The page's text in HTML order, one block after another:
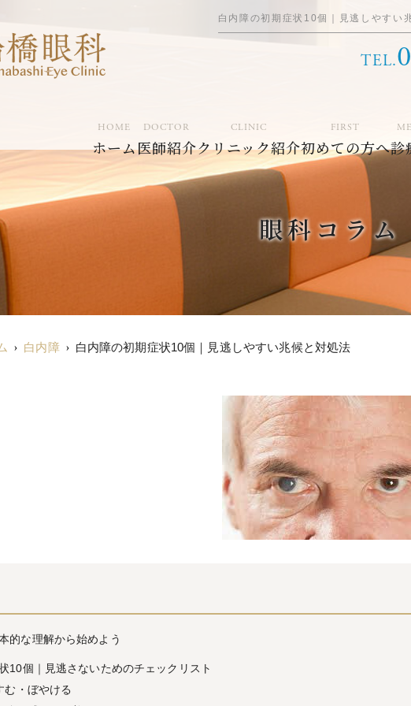
白内障の初期症状10個｜見逃しやすい
TEL.
HOME
ホーム
DOCTOR
医師紹介
CLINIC
クリニック紹介
FIRST
初めての方へ診
眼科コラム
白内障 白内障の初期症状10個｜見逃しやすい兆候と対処法
的な理解から始めよう
10個｜見逃さないためのチェックリスト
む・ぼやける